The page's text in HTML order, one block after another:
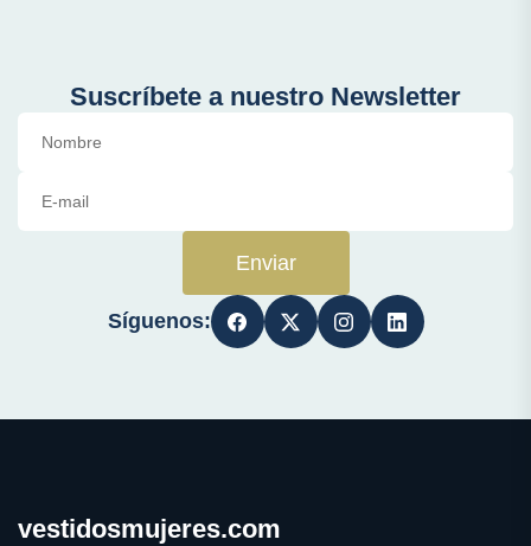
Suscríbete a nuestro Newsletter
Enviar
Síguenos:
vestidosmujeres.com